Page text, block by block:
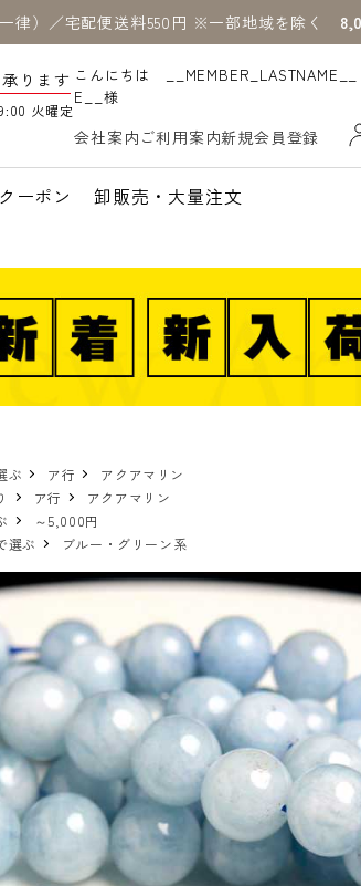
律）／宅配便送料550円 ※一部地域を除く
ります
火曜定
こんにちは __MEMBER_LASTNAME__
E__様
会社案内 ご利用案内新規会員登録
ーポン 卸販売・大量注文
ぶ
ア行
アクアマリン
ア行
アクアマリン
～5,000円
選ぶ
ブルー・グリーン系